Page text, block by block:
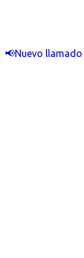
📢Nuevo